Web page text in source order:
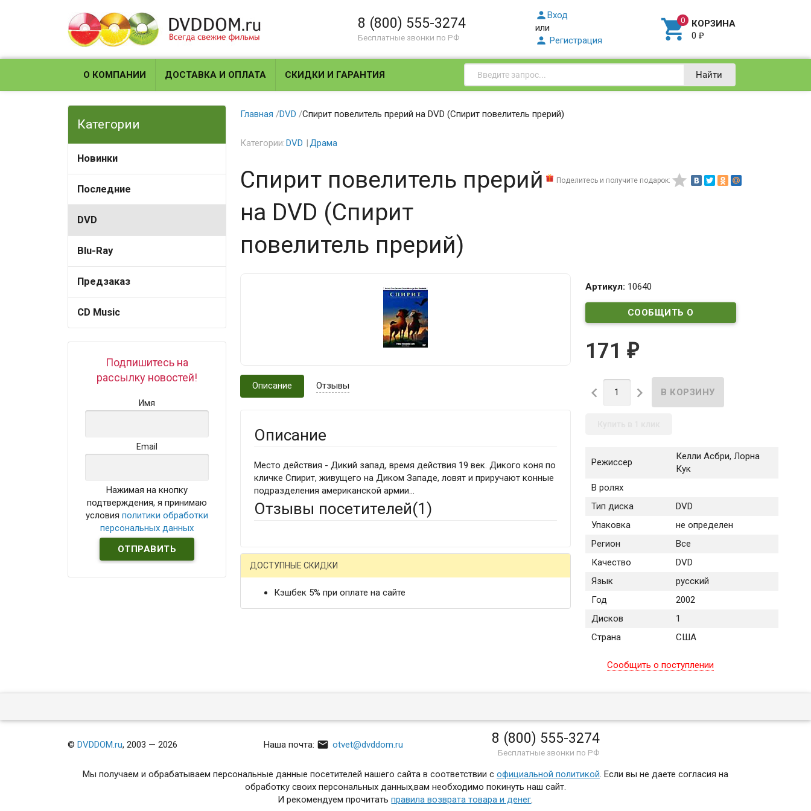
8 (800) 555-3274
Бесплатные звонки по РФ
Вход
или
 Регистрация  КОРЗИНА
0₽
О КОМПАНИИ ДОСТАВКА И ОПЛАТА СКИДКИ И ГАРАНТИЯ Найти
Категории
Новинки
Последние
DVD
Blu-Ray
Предзаказ
CD Music
Подпишитесь на
рассылку новостей!
Имя
Email
Нажимая на кнопку
подтверждения, я принимаю
условияполитики обработки
персональных данных
Главная /DVD /Спирит повелитель прерий на DVD (Спирит повелитель прерий)
Категории:DVD Драма
Поделитесь и получите подарок: 
Спирит повелитель прерий
на DVD (Спирит
повелитель прерий)
Артикул: 10640
СООБЩИТЬ О
171 ₽
 
Режиссер
Келли Асбри, Лорна
Кук
В ролях
Тип диска
DVD
Упаковка
не определен
Регион
Все
Качество
DVD
Язык
русский
Год
2002
Дисков
1
Страна
США
Сообщить о поступлении
Описание Отзывы
Описание
Место действия - Дикий запад, время действия 19 век. Дикого коня по
кличке Спирит, живущего на Диком Западе, ловят и приручают конные
подразделения американской армии...
Отзывы посетителей(1)
ДОСТУПНЫЕ СКИДКИ
Кэшбек 5% при оплате на сайте
©DVDDOM.ru, 2003 — 2026 Наша почта:  otvet@dvddom.ru 8 (800) 555-3274
Бесплатные звонки по РФ
Мы получаем и обрабатываем персональные данные посетителей нашего сайта в соответствии с официальной политикой. Если вы не даете согласия на
обработку своих персональных данных,вам необходимо покинуть наш сайт.
И рекомендуем прочитатьправила возврата товара и денег.